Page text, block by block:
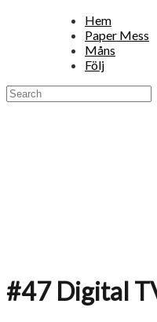
Hem
Paper Mess
Måns
Följ
#47 Digital